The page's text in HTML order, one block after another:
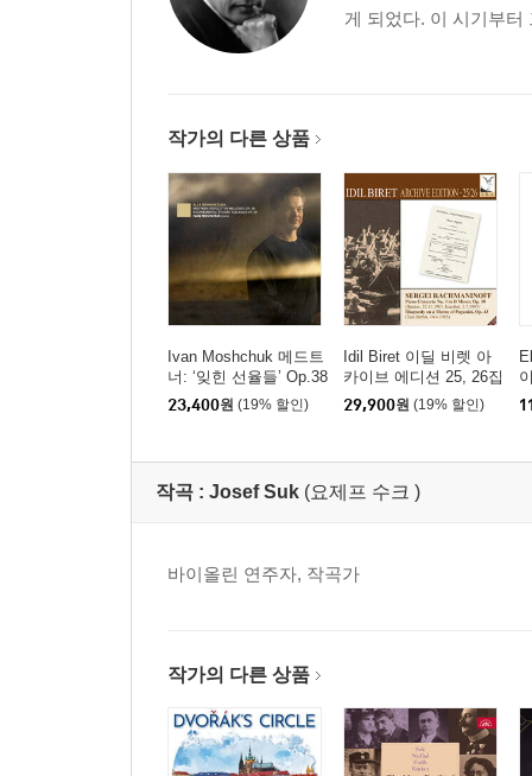
게 되었다. 이 시기부터
작가의 다른 상품
Ivan Moshchuk 메드트
너: ‘잊힌 선율들’ Op.38
/ 라흐마니노프: 회화적
연습곡 (Medtner: Forgo
aninov: Etudes-Tablea
23,400원 (19% 할인)
Idil Biret 이딜 비렛 아
카이브 에디션 25, 26집
(Archive Edition Vol 2
5, 26)
29,900원 (19% 할인)
작곡 : Josef Suk (요제프 수크 )
바이올린 연주자, 작곡가
작가의 다른 상품